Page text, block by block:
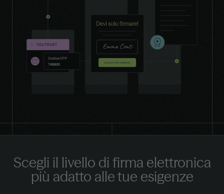
Scegli il livello di firma elettronica
più adatto alle tue esigenze